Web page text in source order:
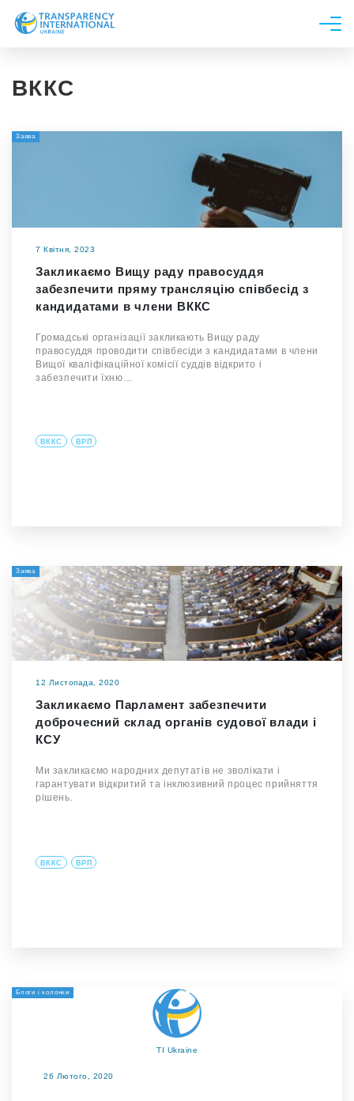
Новини
Напрями роботи
ВККС
Заява
7 Квітня, 2023
Закликаємо Вищу раду правосуддя
забезпечити пряму трансляцію співбесід з
кандидатами в члени ВККС
Громадські організації закликають Вищу раду
правосуддя проводити співбесіди з кандидатами в члени
Вищої кваліфікаційної комісії суддів відкрито і
забезпечити їхню…
ВККС ВРП
Заява
12 Листопада, 2020
Закликаємо Парламент забезпечити
доброчесний склад органів судової влади і
КСУ
Ми закликаємо народних депутатів не зволікати і
гарантувати відкритий та інклюзивний процес прийняття
рішень.
ВККС ВРП
Блоги і колонки
TI Ukraine
26 Лютого, 2020